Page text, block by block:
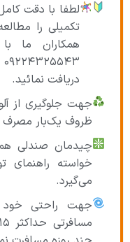
لطفا با دقت
تکمیلی را
دریافت نمائید.
جهت جلوگیری از
ظروف یک‌بار مصرف
چیدمان صندلی
خواسته راهنمای
می‌گیرد.
جهت راحتی خود